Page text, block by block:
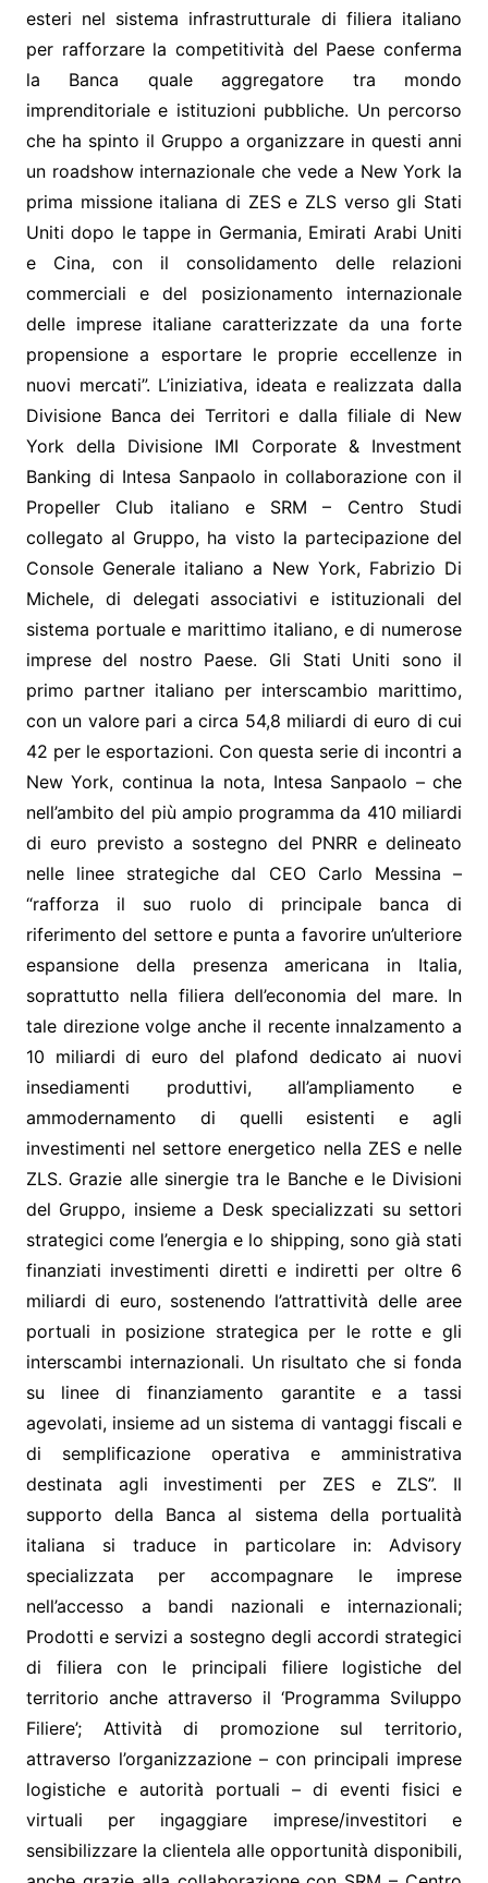
esteri nel sistema infrastrutturale di filiera italiano
per rafforzare la competitività del Paese conferma
la Banca quale aggregatore tra mondo
imprenditoriale e istituzioni pubbliche. Un percorso
che ha spinto il Gruppo a organizzare in questi anni
un roadshow internazionale che vede a New York la
prima missione italiana di ZES e ZLS verso gli Stati
Uniti dopo le tappe in Germania, Emirati Arabi Uniti
e Cina, con il consolidamento delle relazioni
commerciali e del posizionamento internazionale
delle imprese italiane caratterizzate da una forte
propensione a esportare le proprie eccellenze in
nuovi mercati”. L’iniziativa, ideata e realizzata dalla
Divisione Banca dei Territori e dalla filiale di New
York della Divisione IMI Corporate & Investment
Banking di Intesa Sanpaolo in collaborazione con il
Propeller Club italiano e SRM – Centro Studi
collegato al Gruppo, ha visto la partecipazione del
Console Generale italiano a New York, Fabrizio Di
Michele, di delegati associativi e istituzionali del
sistema portuale e marittimo italiano, e di numerose
imprese del nostro Paese. Gli Stati Uniti sono il
primo partner italiano per interscambio marittimo,
con un valore pari a circa 54,8 miliardi di euro di cui
42 per le esportazioni. Con questa serie di incontri a
New York, continua la nota, Intesa Sanpaolo – che
nell’ambito del più ampio programma da 410 miliardi
di euro previsto a sostegno del PNRR e delineato
nelle linee strategiche dal CEO Carlo Messina –
“rafforza il suo ruolo di principale banca di
riferimento del settore e punta a favorire un’ulteriore
espansione della presenza americana in Italia,
soprattutto nella filiera dell’economia del mare. In
tale direzione volge anche il recente innalzamento a
10 miliardi di euro del plafond dedicato ai nuovi
insediamenti produttivi, all’ampliamento e
ammodernamento di quelli esistenti e agli
investimenti nel settore energetico nella ZES e nelle
ZLS. Grazie alle sinergie tra le Banche e le Divisioni
del Gruppo, insieme a Desk specializzati su settori
strategici come l’energia e lo shipping, sono già stati
finanziati investimenti diretti e indiretti per oltre 6
miliardi di euro, sostenendo l’attrattività delle aree
portuali in posizione strategica per le rotte e gli
interscambi internazionali. Un risultato che si fonda
su linee di finanziamento garantite e a tassi
agevolati, insieme ad un sistema di vantaggi fiscali e
di semplificazione operativa e amministrativa
destinata agli investimenti per ZES e ZLS”. Il
supporto della Banca al sistema della portualità
italiana si traduce in particolare in: Advisory
specializzata per accompagnare le imprese
nell’accesso a bandi nazionali e internazionali;
Prodotti e servizi a sostegno degli accordi strategici
di filiera con le principali filiere logistiche del
territorio anche attraverso il ‘Programma Sviluppo
Filiere’; Attività di promozione sul territorio,
attraverso l’organizzazione – con principali imprese
logistiche e autorità portuali – di eventi fisici e
virtuali per ingaggiare imprese/investitori e
sensibilizzare la clientela alle opportunità disponibili,